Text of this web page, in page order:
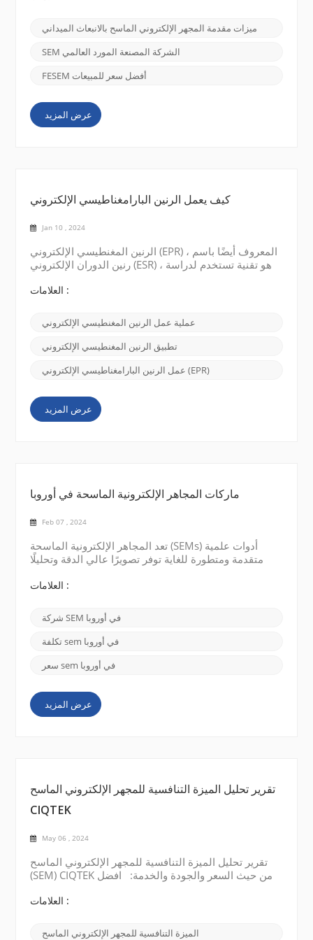
التصويرية الفائقة وتعدد استخداماته. في منشور المدونة
هذا، سوف نتعمق في عالم SEM5000 الرائع، ونستكشف
ميزات مقدمة المجهر الإلكتروني الماسح بالانبعاث الميداني
SEM الشركة المصنعة المورد العالمي
FESEM أفضل سعر للمبيعات
عرض المزيد
كيف يعمل الرنين البارامغناطيسي الإلكتروني
Jan 10 , 2024
الرنين المغنطيسي الإلكتروني (EPR) ، المعروف أيضًا باسم
رنين الدوران الإلكتروني (ESR) ، هو تقنية تستخدم لدراسة
غير متزاوجة. فيما يلي شرح موجز لكيفية عمل الرنين
من المواد، مثل أيونات المعادن الانتقالية أو الجذور
العضوية، تمتلك إلكترونات غير متزاوجة. هذه الإلكترونات
غير المتزاوجة لها خصائص ...
العلامات :
عملية عمل الرنين المغنطيسي الإلكتروني
تطبيق الرنين المغنطيسي الإلكتروني
عمل الرنين البارامغناطيسي الإلكتروني (EPR)
عرض المزيد
ماركات المجاهر الإلكترونية الماسحة في أوروبا
Feb 07 , 2024
تعد المجاهر الإلكترونية الماسحة (SEMs) أدوات علمية
متقدمة ومتطورة للغاية توفر تصويرًا عالي الدقة وتحليلًا
التجارية الشهيرة للمجاهر الإلكترونية الماسحة المتوفرة
المجهري. فيما يلي بعض العلامات التجارية البارزة: شركة
FEI (Thermo Fisher Scientific): تعد شركة FEI شركة
العلامات :
شركة SEM في أوروبا
تكلفة sem في أوروبا
سعر sem في أوروبا
عرض المزيد
تقرير تحليل الميزة التنافسية للمجهر الإلكتروني الماسح
CIQTEK
May 06 , 2024
تقرير تحليل الميزة التنافسية للمجهر الإلكتروني الماسح
(SEM) CIQTEK من حيث السعر والجودة والخدمة: افضل
المماثلة الأخرى في السوق. وتقدم الشركة مجموعة من
المختلفة. من خلال تقديم خيارات بأسعار معقولة، تناشد
العلامات :
الميزة التنافسية للمجهر الإلكتروني الماسح